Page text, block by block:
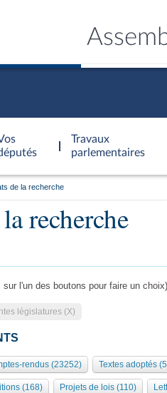
Travaux
parlementaires
organes
Présidents Bureau Collège des
Bourbon
de la recherche
recherche
sur l'un des boutons pour faire un choix)
législatures (X)
rendus (23252) Textes adoptés
(168) Projets de lois (110)